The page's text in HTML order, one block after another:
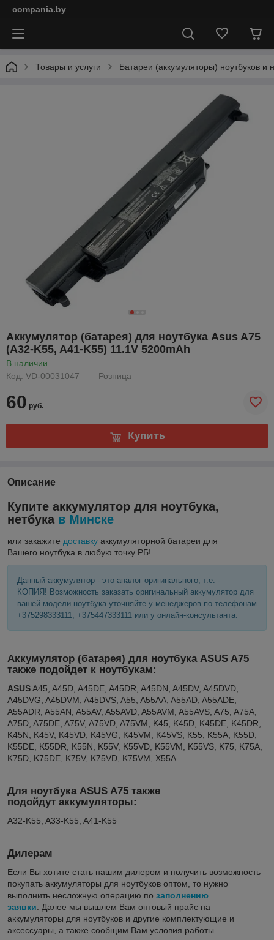
compania.by
Товары и услуги Батареи (аккумуляторы) ноутбуков и
Аккумулятор (батарея) для ноутбука Asus A75
(A32-K55, A41-K55) 11.1V 5200mAh
В наличии
Код: VD-00031047
Розница
60 руб.
Купить
Описание
Купите аккумулятор для ноутбука,
нетбука в Минске
или закажите доставку аккумуляторной батареи для
Вашего ноутбука в любую точку РБ!
Данный аккумулятор - это аналог оригинального, т.е. -
КОПИЯ! Возможность заказать оригинальный аккумулятор для
вашей модели ноутбука уточняйте у менеджеров по телефонам
+375298333111, +375447333111 или у онлайн-консультанта.
Аккумулятор (батарея) для ноутбука ASUS A75
также подойдет к ноутбукам:
ASUSA45, A45D, A45DE, A45DR, A45DN, A45DV, A45DVD,
A45DVG, A45DVM, A45DVS, A55, A55AA, A55AD, A55ADE,
A55ADR, A55AN, A55AV, A55AVD, A55AVM, A55AVS, A75, A75A,
A75D, A75DE, A75V, A75VD, A75VM, K45, K45D, K45DE, K45DR,
K45N, K45V, K45VD, K45VG, K45VM, K45VS, K55, K55A, K55D,
K55DE, K55DR, K55N, K55V, K55VD, K55VM, K55VS, K75, K75A,
K75D, K75DE, K75V, K75VD, K75VM, X55A
Для ноутбука ASUS A75 также
подойдут аккумуляторы:
A32-K55, A33-K55, A41-K55
Дилерам
Если Вы хотите стать нашим дилером и получить возможность
покупать аккумуляторы для ноутбуков оптом, то нужно
выполнить несложную операцию по заполнению
заявки . Далее мы вышлем Вам оптовый прайс на
аккумуляторы для ноутбуков и другие комплектующие и
аксессуары, а также сообщим Вам условия работы.